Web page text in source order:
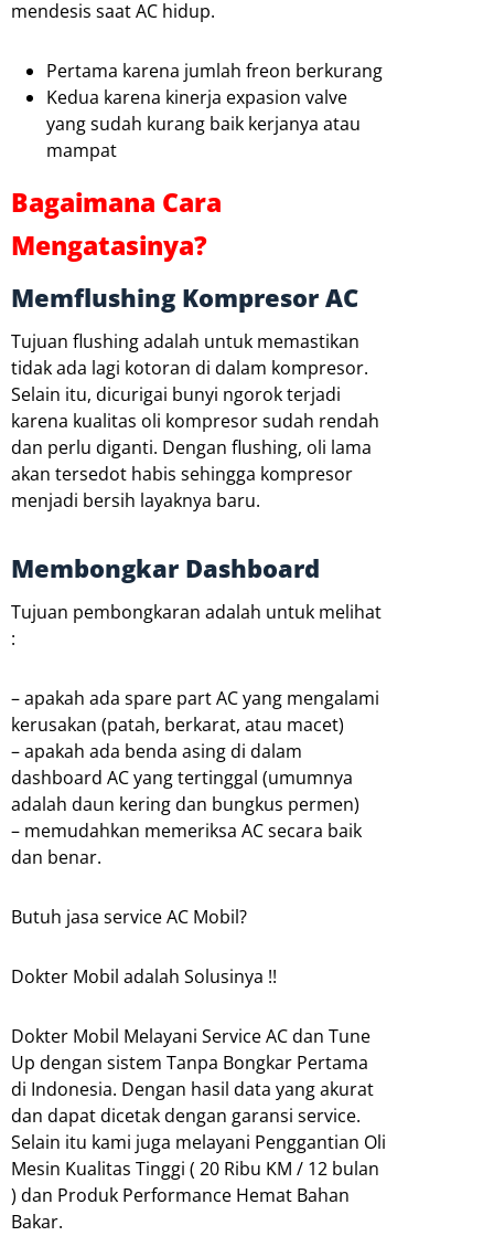
mendesis saat AC hidup.
Pertama karena jumlah freon berkurang
Kedua karena kinerja expasion valve
yang sudah kurang baik kerjanya atau
mampat
Bagaimana Cara
Mengatasinya?
Memflushing Kompresor AC
Tujuan flushing adalah untuk memastikan
tidak ada lagi kotoran di dalam kompresor.
Selain itu, dicurigai bunyi ngorok terjadi
karena kualitas oli kompresor sudah rendah
dan perlu diganti. Dengan flushing, oli lama
akan tersedot habis sehingga kompresor
menjadi bersih layaknya baru.
Membongkar Dashboard
Tujuan pembongkaran adalah untuk melihat
:
– apakah ada spare part AC yang mengalami
kerusakan (patah, berkarat, atau macet)
– apakah ada benda asing di dalam
dashboard AC yang tertinggal (umumnya
adalah daun kering dan bungkus permen)
– memudahkan memeriksa AC secara baik
dan benar.
Butuh jasa service AC Mobil?
Dokter Mobil adalah Solusinya !!
Dokter Mobil Melayani Service AC dan Tune
Up dengan sistem Tanpa Bongkar Pertama
di Indonesia. Dengan hasil data yang akurat
dan dapat dicetak dengan garansi service.
Selain itu kami juga melayani Penggantian Oli
Mesin Kualitas Tinggi ( 20 Ribu KM / 12 bulan
) dan Produk Performance Hemat Bahan
Bakar.